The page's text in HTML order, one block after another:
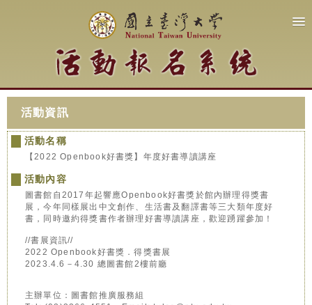
活動資訊
活動名稱
【2022 Openbook好書獎】年度好書導讀講座
活動內容
圖書館自2017年起響應Openbook好書獎於館內辦理得獎書
展，今年同樣展出中文創作、生活書及翻譯書等三大類年度好
書，同時邀約得獎書作者辦理好書導讀講座，歡迎踴躍參加！
//書展資訊//
2022 Openbook好書獎．得獎書展
2023.4.6－4.30 總圖書館2樓前廳
主辦單位：圖書館推廣服務組